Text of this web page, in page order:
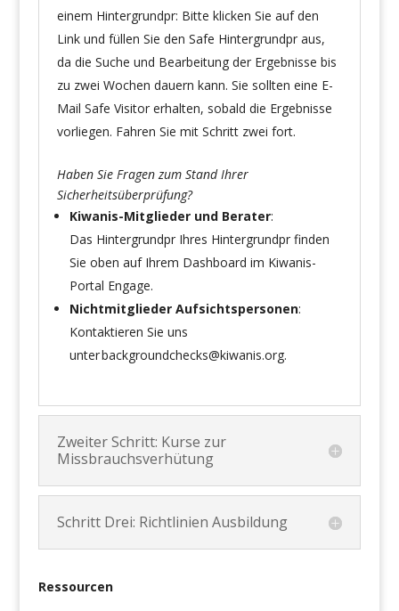
einem Hintergrundpr: Bitte klicken Sie auf den
Link und füllen Sie den Safe Hintergrundpr aus,
da die Suche und Bearbeitung der Ergebnisse bis
zu zwei Wochen dauern kann. Sie sollten eine E-
Mail Safe Visitor erhalten, sobald die Ergebnisse
vorliegen. Fahren Sie mit Schritt zwei fort.
Haben Sie Fragen zum Stand Ihrer
Sicherheitsüberprüfung?
Kiwanis-Mitglieder und Berater:
Das Hintergrundpr Ihres Hintergrundpr finden
Sie oben auf Ihrem Dashboard im Kiwanis-
Portal Engage.
Nichtmitglieder Aufsichtspersonen:
Kontaktieren Sie uns
unterbackgroundchecks@kiwanis.org.
Zweiter Schritt: Kurse zur
Missbrauchsverhütung
Schritt Drei: Richtlinien Ausbildung
Ressourcen